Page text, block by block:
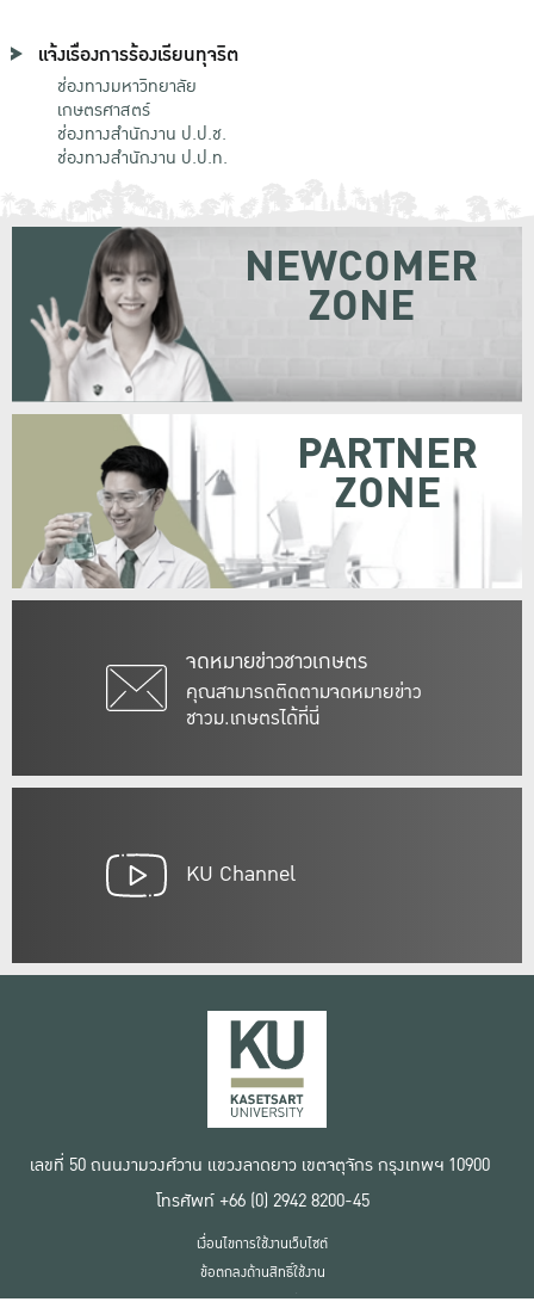
แจ้งเรื่องการร้องเรียนทุจริต
ช่องทางมหาวิทยาลัย
เกษตรศาสตร์
ช่องทางสำนักงาน ป.ป.ช.
ช่องทางสำนักงาน ป.ป.ท.
จดหมายข่าวชาวเกษตร
คุณสามารถติดตามจดหมายข่าว
ชาวม.เกษตรได้ที่นี่
NEWCOMER
ZONE
PARTNER
ZONE
KU Channel
เลขที่ 50 ถนนงามวงศ์วาน แขวงลาดยาว เขตจตุจักร กรุงเทพฯ 10900
โทรศัพท์ +66 (0) 2942 8200-45
เงื่อนไขการใช้งานเว็บไซต์
ข้อตกลงด้านสิทธิ์ใช้งาน
นโยบายความเป็นส่วนตัว